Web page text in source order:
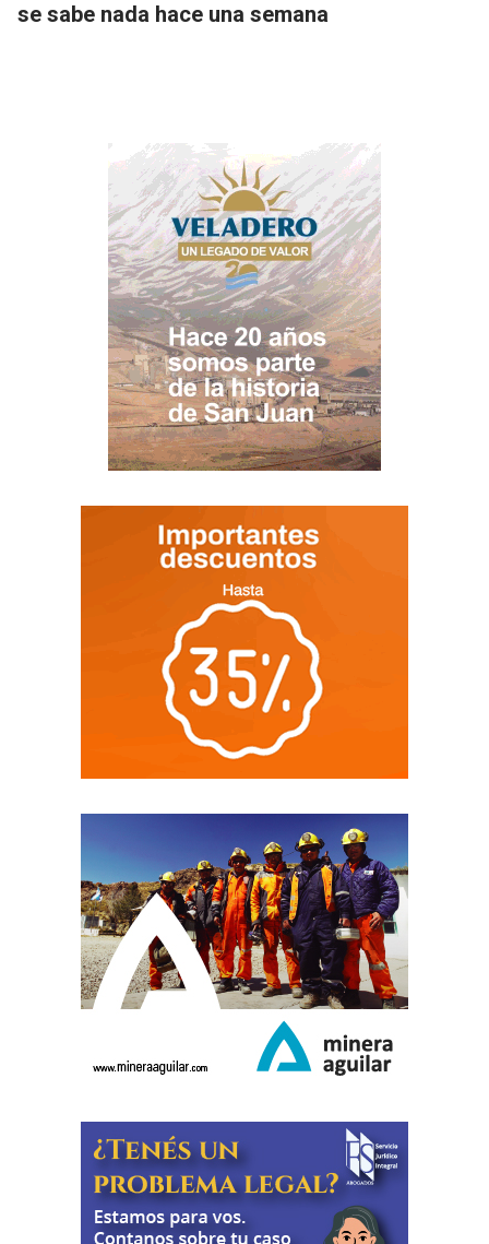
se sabe nada hace una semana